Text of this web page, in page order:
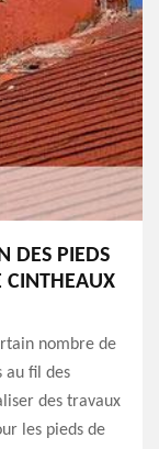
DES PIEDS
CINTHEAUX
nombre de
au fil des
des travaux
les pieds de